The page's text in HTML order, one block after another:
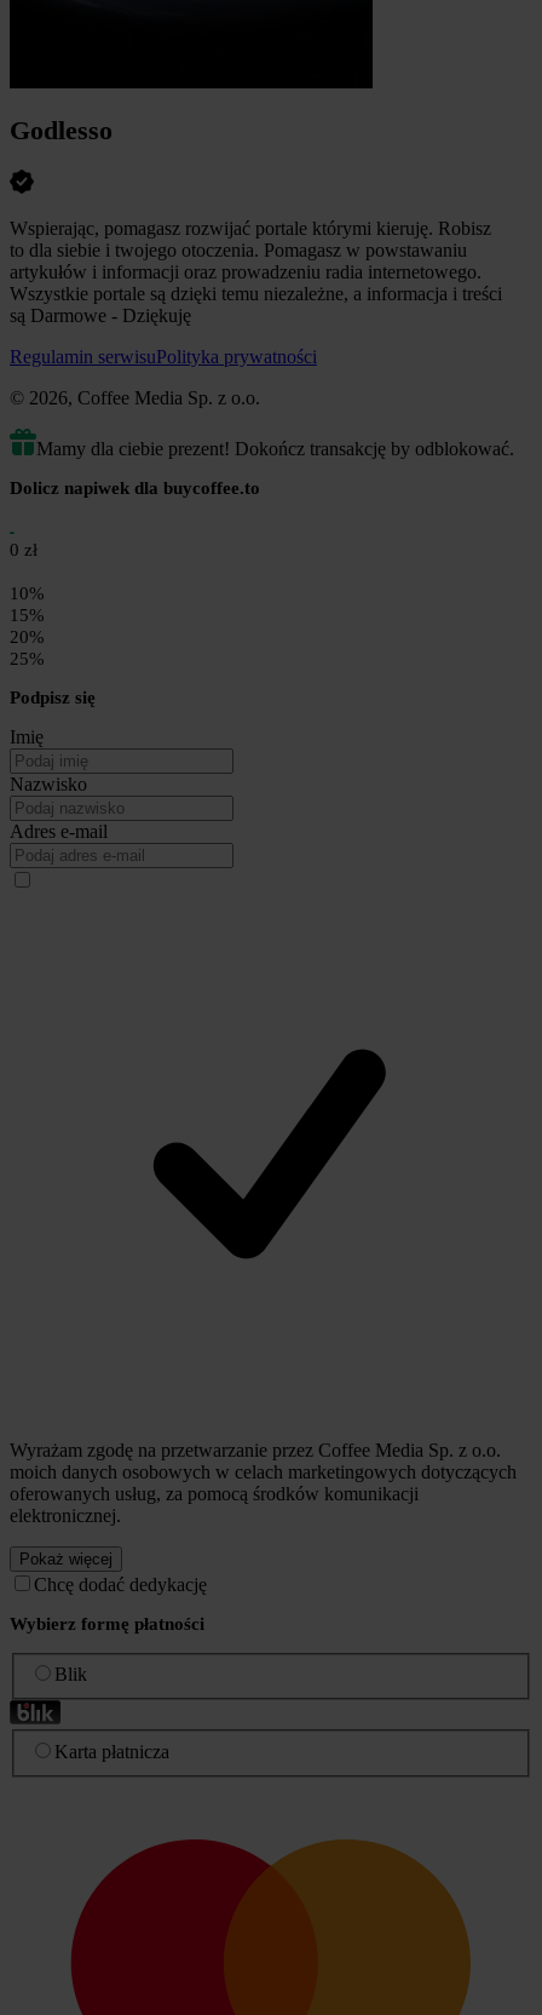
Godlesso
Wspierając, pomagasz rozwijać portale którymi kieruję. Robisz
to dla siebie i twojego otoczenia. Pomagasz w powstawaniu
artykułów i informacji oraz prowadzeniu radia internetowego.
Wszystkie portale są dzięki temu niezależne, a informacja i treści
są Darmowe - Dziękuję
Regulamin serwisuPolityka prywatności
© 2026, Coffee Media Sp. z o.o.
Mamy dla ciebie prezent! Dokończ transakcję by odblokować.
Dolicz napiwek dla buycoffee.to
0 zł
10%
15%
20%
25%
Podpisz się
Imię
Nazwisko
Adres e-mail
Wyrażam zgodę na przetwarzanie przez Coffee Media Sp. z o.o.
moich danych osobowych w celach marketingowych dotyczących
oferowanych usług, za pomocą środków komunikacji
elektronicznej.
Pokaż więcej
Chcę dodać dedykację
Wybierz formę płatności
Blik
Karta płatnicza